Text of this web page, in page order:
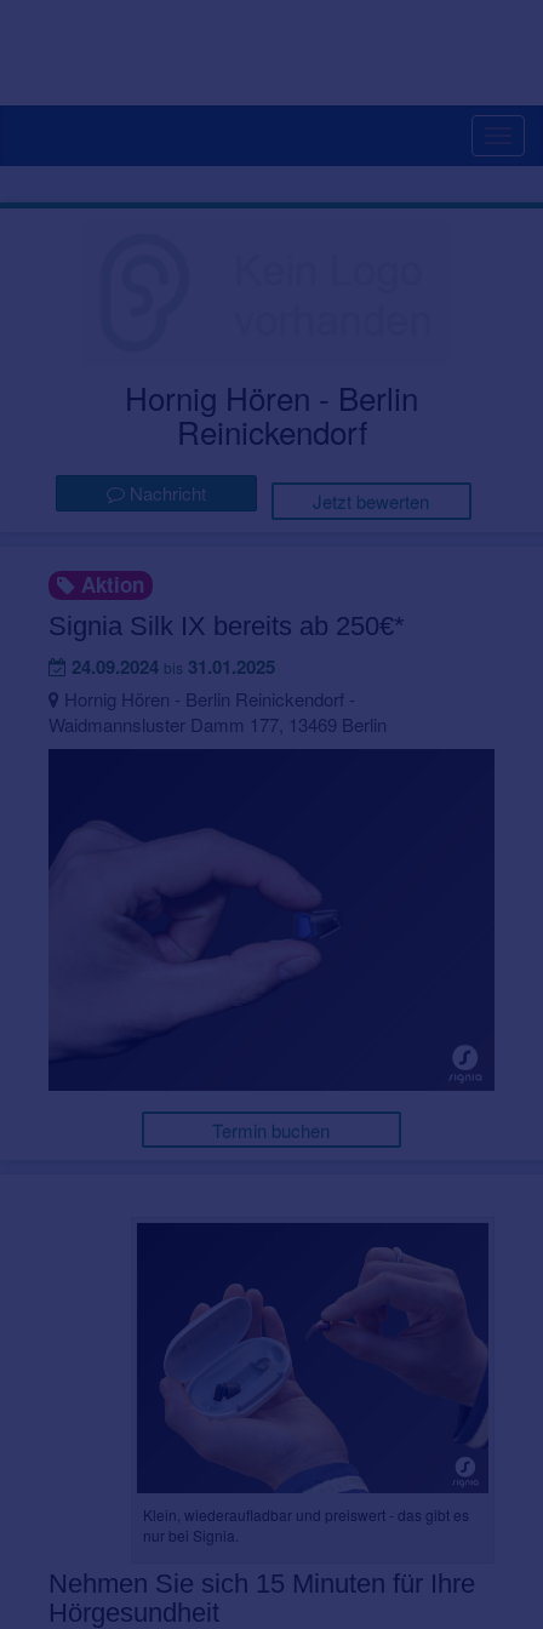
Hornig Hören - Berlin
Reinickendorf
Nachricht Jetzt bewerten
Aktion
Signia Silk IX bereits ab 250€*
24.09.2024 bis 31.01.2025
Hornig Hören - Berlin Reinickendorf -
Waidmannsluster Damm 177, 13469 Berlin
Termin buchen
Klein, wiederaufladbar und preiswert - das gibt es
nur bei Signia.
Nehmen Sie sich 15 Minuten für Ihre
Hörgesundheit